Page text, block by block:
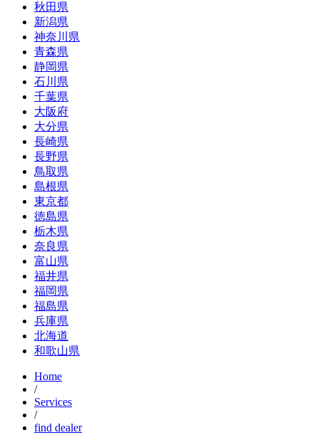
秋田県
新潟県
神奈川県
青森県
静岡県
石川県
千葉県
大阪府
大分県
長崎県
長野県
鳥取県
島根県
東京都
徳島県
栃木県
奈良県
富山県
福井県
福岡県
福島県
兵庫県
北海道
和歌山県
Home
/
Services
/
find dealer